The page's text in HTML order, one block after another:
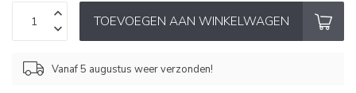
TOEVOEGEN AAN WINKELWAGEN
Vanaf 5 augustus weer verzonden!